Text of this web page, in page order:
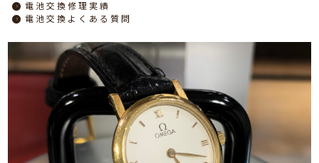
電池交換修理実績
電池交換 よくある質問